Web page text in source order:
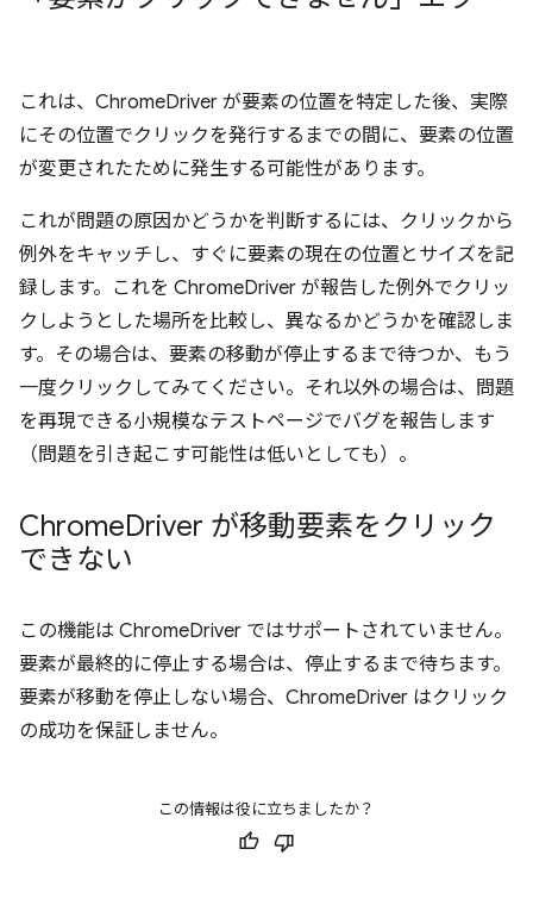
これは、ChromeDriver が要素の位置を特定した後、実際
にその位置でクリックを発行するまでの間に、要素の位置
が変更されたために発生する可能性があります。
これが問題の原因かどうかを判断するには、クリックから
例外をキャッチし、すぐに要素の現在の位置とサイズを記
録します。これを ChromeDriver が報告した例外でクリッ
クしようとした場所を比較し、異なるかどうかを確認しま
す。その場合は、要素の移動が停止するまで待つか、もう
一度クリックしてみてください。それ以外の場合は、問題
を再現できる小規模なテストページでバグを報告します
（問題を引き起こす可能性は低いとしても）。
ChromeDriver が移動要素をクリック
できない
この機能は ChromeDriver ではサポートされていません。
要素が最終的に停止する場合は、停止するまで待ちます。
要素が移動を停止しない場合、ChromeDriver はクリック
の成功を保証しません。
この情報は役に立ちましたか？